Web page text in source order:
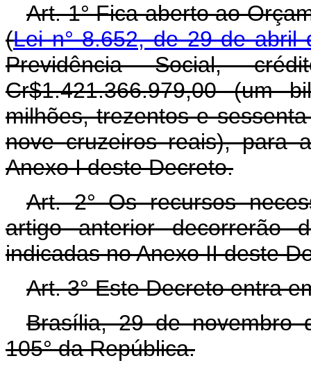
Art. 1° Fica aberto ao
(Lei n° 8.652, de 29 de abril
Previdência Social,
Cr$1.421.366.979,00 (um
milhões, trezentos e
nove cruzeiros reais), para
Anexo I deste Decreto.
Art. 2° Os recursos
artigo anterior decorrerão
indicadas no Anexo II deste
Art. 3° Este Decreto entra
Brasília, 29 de novembro
105° da República.